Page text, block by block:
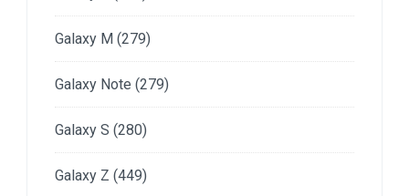
Galaxy M (279)
Galaxy Note (279)
Galaxy S (280)
Galaxy Z (449)